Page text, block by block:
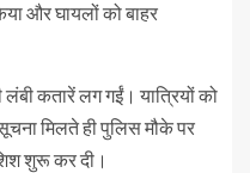
और घायलों को बाहर
कतारें लग गईं। यात्रियों को
मिलते ही पुलिस मौके पर
शुरू कर दी।